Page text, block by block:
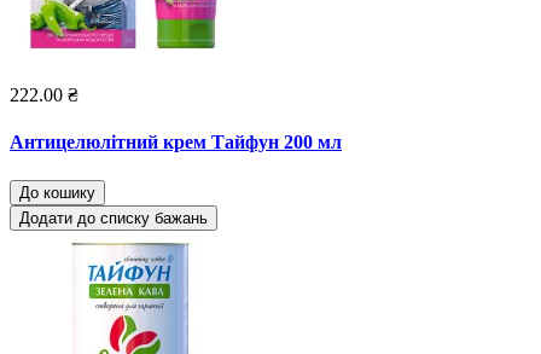
222.00 ₴
Антицелюлітний крем Тайфун 200 мл
До кошику
Додати до списку бажань